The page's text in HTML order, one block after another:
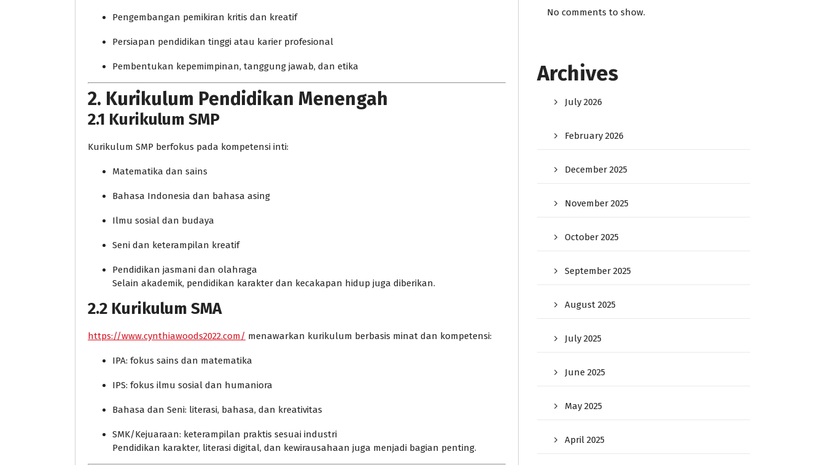
Pengembangan pemikiran kritis dan kreatif
Persiapan pendidikan tinggi atau karier profesional
Pembentukan kepemimpinan, tanggung jawab, dan etika
2. Kurikulum Pendidikan Menengah
2.1 Kurikulum SMP
Kurikulum SMP berfokus pada kompetensi inti:
Matematika dan sains
Bahasa Indonesia dan bahasa asing
Ilmu sosial dan budaya
Seni dan keterampilan kreatif
Pendidikan jasmani dan olahraga
Selain akademik, pendidikan karakter dan kecakapan hidup juga diberikan.
2.2 Kurikulum SMA
https://www.cynthiawoods2022.com/ menawarkan kurikulum berbasis minat dan kompetensi:
IPA: fokus sains dan matematika
IPS: fokus ilmu sosial dan humaniora
Bahasa dan Seni: literasi, bahasa, dan kreativitas
SMK/Kejuaraan: keterampilan praktis sesuai industri
Pendidikan karakter, literasi digital, dan kewirausahaan juga menjadi bagian penting.
No comments to show.
Archives
July 2026
February 2026
December 2025
November 2025
October 2025
September 2025
August 2025
July 2025
June 2025
May 2025
April 2025